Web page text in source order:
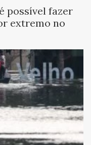
possível fazer
extremo no